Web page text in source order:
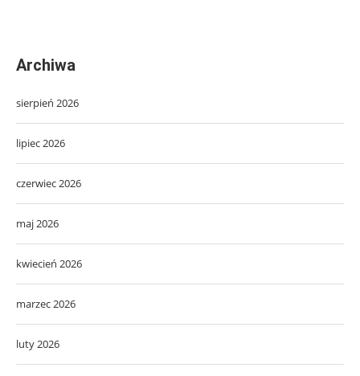
Archiwa
sierpień 2026
lipiec 2026
czerwiec 2026
maj 2026
kwiecień 2026
marzec 2026
luty 2026